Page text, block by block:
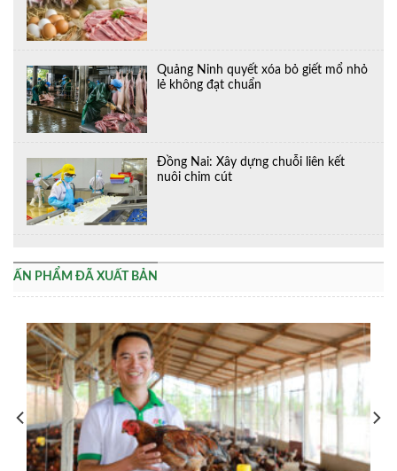
Quảng Ninh quyết xóa bỏ giết mổ nhỏ
lẻ không đạt chuẩn
Đồng Nai: Xây dựng chuỗi liên kết
nuôi chim cút
ẤN PHẨM ĐÃ XUẤT BẢN